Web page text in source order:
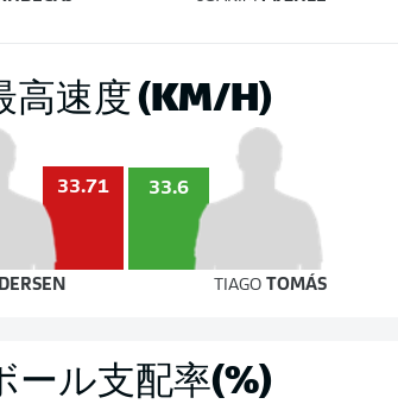
高速度 (KM/H)
33.71 33.6
TIAGO TOMÁS
ール支配率(%)